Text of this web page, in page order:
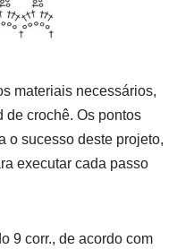
materiais necessários,
de crochê. Os pontos
o sucesso deste projeto,
executar cada passo
9 corr., de acordo com